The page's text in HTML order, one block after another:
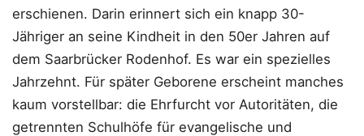
erschienen. Darin erinnert sich ein knapp 30-
Jähriger an seine Kindheit in den 50er Jahren auf
dem Saarbrücker Rodenhof. Es war ein spezielles
Jahrzehnt. Für später Geborene erscheint manches
kaum vorstellbar: die Ehrfurcht vor Autoritäten, die
getrennten Schulhöfe für evangelische und